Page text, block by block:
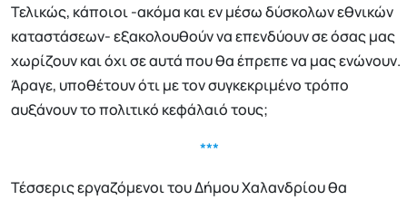
Τελικώς, κάποιοι -ακόμα και εν μέσω δύσκολων εθνικών
καταστάσεων- εξακολουθούν να επενδύουν σε όσας μας
χωρίζουν και όχι σε αυτά που θα έπρεπε να μας ενώνουν.
Άραγε, υποθέτουν ότι με τον συγκεκριμένο τρόπο
αυξάνουν το πολιτικό κεφάλαιό τους;
***
Τέσσερις εργαζόμενοι του Δήμου Χαλανδρίου θα